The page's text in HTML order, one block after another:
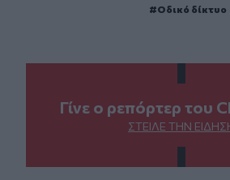
Οδικό δίκτυο
Γίνε ο ρεπόρτερ του
ΣΤΕΊΛΕ ΤΗΝ